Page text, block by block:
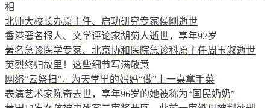
相
北师大校长办原主任、启功研究专家侯刚逝世
香港著名报人、文学评论家胡菊人逝世，享年92岁
著名急诊医学专家、北京协和医院急诊科原主任周玉淑逝世
英烈终归故里！这些细节写满敬意
网络“云祭扫”，为天堂里的妈妈“做”上一桌拿手菜
表演艺术家陈奇去世，享年96岁的她被称为“国民奶奶”